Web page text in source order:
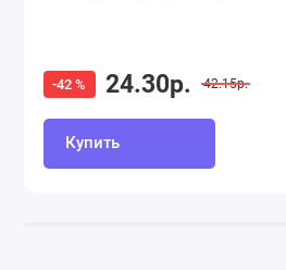
-42 % 24.30р. 42.15р.
Купить